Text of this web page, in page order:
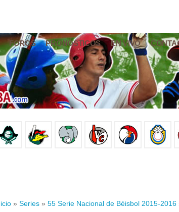
FOROS PRONÓSTICOS EN VIVO
» Series » 55 Serie Nacional de Béisbol 2015-2016